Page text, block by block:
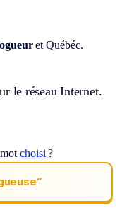
etQuébéc.
le réseau Internet.
motchoisi ?